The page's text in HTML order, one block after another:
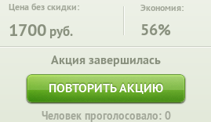
Цена без скидки:
1700 руб.
Экономия:
56%
Акция завершилась
ПОВТОРИТЬ АКЦИЮ
Человек проголосовало: 0